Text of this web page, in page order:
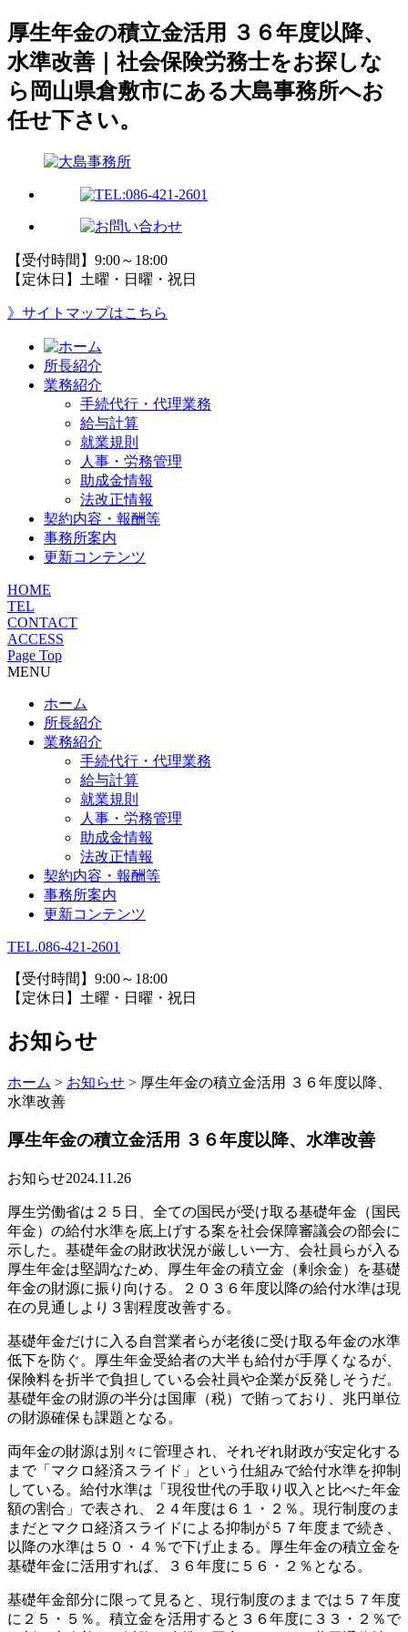
厚生年金の積立金活用 ３６年度以降、
水準改善｜社会保険労務士をお探しな
ら岡山県倉敷市にある大島事務所へお
任せ下さい。
【受付時間】9:00～18:00
【定休日】土曜・日曜・祝日
》サイトマップはこちら
所長紹介
業務紹介
手続代行・代理業務
給与計算
就業規則
人事・労務管理
助成金情報
法改正情報
契約内容・報酬等
事務所案内
更新コンテンツ
HOME
TEL
CONTACT
ACCESS
Page Top
MENU
ホーム
所長紹介
業務紹介
手続代行・代理業務
給与計算
就業規則
人事・労務管理
助成金情報
法改正情報
契約内容・報酬等
事務所案内
更新コンテンツ
TEL.086-421-2601
【受付時間】9:00～18:00
【定休日】土曜・日曜・祝日
お知らせ
ホーム > お知らせ > 厚生年金の積立金活用 ３６年度以降、
水準改善
厚生年金の積立金活用 ３６年度以降、水準改善
お知らせ2024.11.26
厚生労働省は２５日、全ての国民が受け取る基礎年金（国民
年金）の給付水準を底上げする案を社会保障審議会の部会に
示した。基礎年金の財政状況が厳しい一方、会社員らが入る
厚生年金は堅調なため、厚生年金の積立金（剰余金）を基礎
年金の財源に振り向ける。２０３６年度以降の給付水準は現
在の見通しより３割程度改善する。
基礎年金だけに入る自営業者らが老後に受け取る年金の水準
低下を防ぐ。厚生年金受給者の大半も給付が手厚くなるが、
保険料を折半で負担している会社員や企業が反発しそうだ。
基礎年金の財源の半分は国庫（税）で賄っており、兆円単位
の財源確保も課題となる。
両年金の財源は別々に管理され、それぞれ財政が安定化する
まで「マクロ経済スライド」という仕組みで給付水準を抑制
している。給付水準は「現役世代の手取り収入と比べた年金
額の割合」で表され、２４年度は６１・２％。現行制度のま
まだとマクロ経済スライドによる抑制が５７年度まで続き、
以降の水準は５０・４％で下げ止まる。厚生年金の積立金を
基礎年金に活用すれば、３６年度に５６・２％となる。
基礎年金部分に限って見ると、現行制度のままでは５７年度
に２５・５％。積立金を活用すると３６年度に３３・２％で